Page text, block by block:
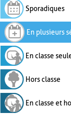
Sporadiques
En plusieurs
En classe
Hors classe
En classe et